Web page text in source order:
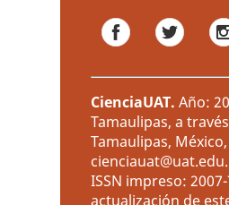
CienciaUAT. Año:
Tamaulipas, a
Tamaulipas,
ISSN impreso:
actualización de